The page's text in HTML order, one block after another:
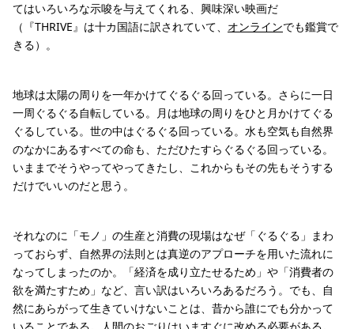
てはいろいろな示唆を与えてくれる、興味深い映画だ
（『THRIVE』は十カ国語に訳されていて、 オンラインでも鑑賞で
きる）。
地球は太陽の周りを一年かけてぐるぐる回っている。さらに一日
一周ぐるぐる自転している。月は地球の周りをひと月かけてぐる
ぐるしている。世の中はぐるぐる回っている。水も空気も自然界
のなかにあるすべての命も、ただひたすらぐるぐる回っている。
いままでそうやってやってきたし、これからもその先もそうする
だけでいいのだと思う。
それなのに「モノ」の生産と消費の現場はなぜ「ぐるぐる」まわ
っておらず、自然界の法則とは真逆のアプローチを用いた流れに
なってしまったのか。「経済を成り立たせるため」や「消費者の
欲を満たすため」など、言い訳はいろいろあるだろう。でも、自
然にあらがって生きていけないことは、昔から誰にでも分かって